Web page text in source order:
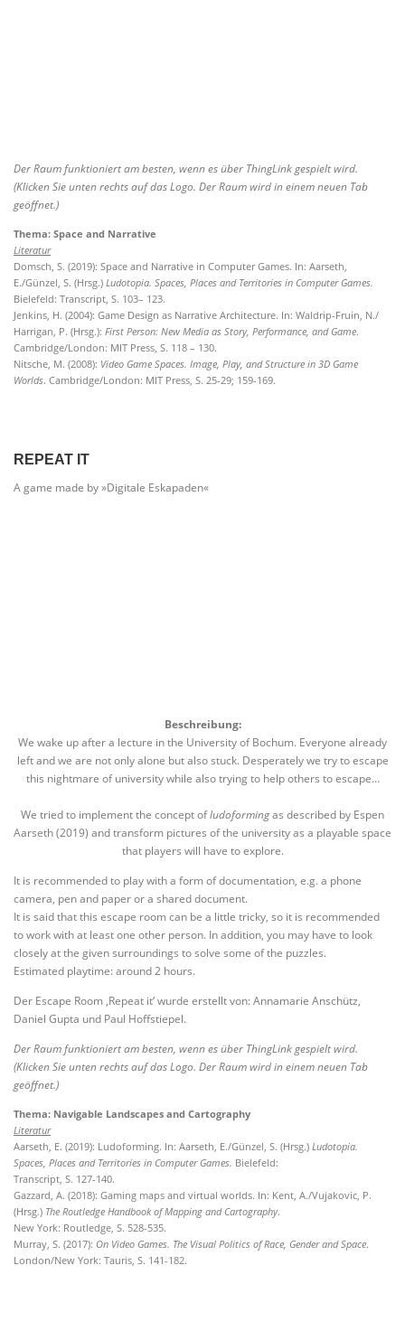
Der Raum funktioniert am besten, wenn es über ThingLink gespielt wird.
(Klicken Sie unten rechts auf das Logo. Der Raum wird in einem neuen Tab
geöffnet.)
Thema: Space and Narrative
Literatur
Domsch, S. (2019): Space and Narrative in Computer Games. In: Aarseth,
E./Günzel, S. (Hrsg.) Ludotopia. Spaces, Places and Territories in Computer Games.
Bielefeld: Transcript, S. 103– 123.
Jenkins, H. (2004): Game Design as Narrative Architecture. In: Waldrip-Fruin, N./
Harrigan, P. (Hrsg.): First Person: New Media as Story, Performance, and Game.
Cambridge/London: MIT Press, S. 118 – 130.
Nitsche, M. (2008): Video Game Spaces. Image, Play, and Structure in 3D Game
Worlds. Cambridge/London: MIT Press, S. 25-29; 159-169.
REPEAT IT
A game made by »Digitale Eskapaden«
Beschreibung:
We wake up after a lecture in the University of Bochum. Everyone already
left and we are not only alone but also stuck. Desperately we try to escape
this nightmare of university while also trying to help others to escape…
We tried to implement the concept ofludoformingas described by Espen
Aarseth (2019) and transform pictures of the university as a playable space
that players will have to explore.
It is recommended to play with a form of documentation, e.g. a phone
camera, pen and paper or a shared document.
It is said that this escape room can be a little tricky, so it is recommended
to work with at least one other person. In addition, you may have to look
closely at the given surroundings to solve some of the puzzles.
Estimated playtime: around 2 hours.
Der Escape Room ‚Repeat it‘ wurde erstellt von: Annamarie Anschütz,
Daniel Gupta und Paul Hoffstiepel.
Der Raum funktioniert am besten, wenn es über ThingLink gespielt wird.
(Klicken Sie unten rechts auf das Logo. Der Raum wird in einem neuen Tab
geöffnet.)
Thema: Navigable Landscapes and Cartography
Literatur
Aarseth, E. (2019): Ludoforming. In: Aarseth, E./Günzel, S. (Hrsg.) Ludotopia.
Spaces, Places and Territories in Computer Games. Bielefeld:
Transcript, S. 127-140.
Gazzard, A. (2018): Gaming maps and virtual worlds. In: Kent, A./Vujakovic, P.
(Hrsg.) The Routledge Handbook of Mapping and Cartography.
New York: Routledge, S. 528-535.
Murray, S. (2017): On Video Games. The Visual Politics of Race, Gender and Space.
London/New York: Tauris, S. 141-182.